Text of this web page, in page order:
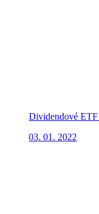
Dividendové
03. 01. 2022